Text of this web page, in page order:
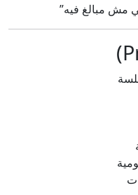
مش مبالغ فيه”